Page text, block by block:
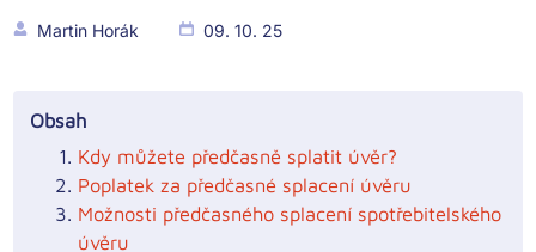
Martin Horák 09. 10. 25
Obsah
Kdy můžete předčasně splatit úvěr?
Poplatek za předčasné splacení úvěru
Možnosti předčasného splacení spotřebitelského
úvěru